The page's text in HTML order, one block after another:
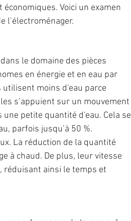
Voici un examen
l’électroménager.
le domaine des pièces
en énergie et en eau par
moins d'eau parce
s’appuient sur un mouvement
petite quantité d'eau. Cela se
parfois jusqu’à 50 %.
La réduction de la quantité
à chaud. De plus, leur vitesse
réduisant ainsi le temps et